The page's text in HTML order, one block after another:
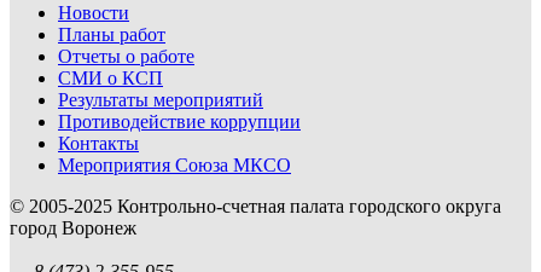
Новости
Планы работ
Отчеты о работе
СМИ о КСП
Результаты мероприятий
Противодействие коррупции
Контакты
Мероприятия Союза МКСО
© 2005-2025 Контрольно-счетная палата городского округа
город Воронеж